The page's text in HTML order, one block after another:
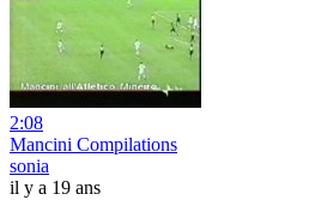
2:08
Mancini Compilations
sonia
il y a 19 ans